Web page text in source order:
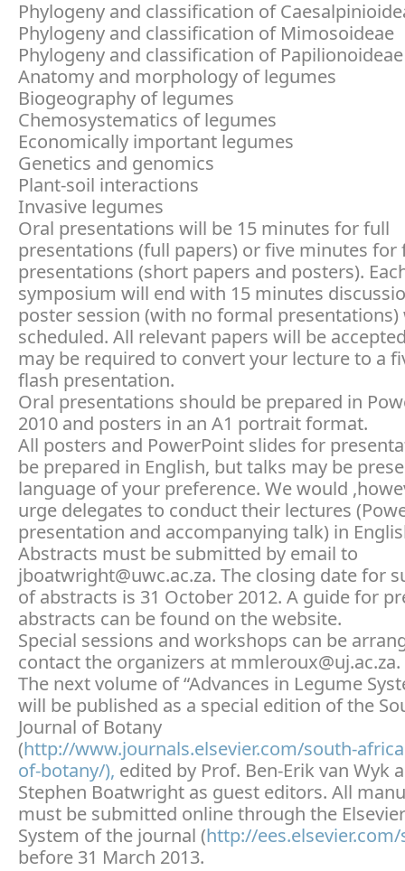
Phylogeny and classification of
Phylogeny and classification of Mimosoideae
Phylogeny and classification of Papilionoideae
Anatomy and morphology of legumes
Biogeography of legumes
Chemosystematics of legumes
Economically important legumes
Genetics and genomics
Plant-soil interactions
Invasive legumes
Oral presentations will be 15 minutes for full
presentations (full papers) or five minutes for
presentations (short papers and posters).
symposium will end with 15 minutes
poster session (with no formal presentations)
scheduled. All relevant papers will be
may be required to convert your lecture to a
flash presentation.
Oral presentations should be prepared in
2010 and posters in an A1 portrait format.
All posters and PowerPoint slides for
be prepared in English, but talks may be
language of your preference. We would
urge delegates to conduct their lectures
presentation and accompanying talk) in
Abstracts must be submitted by email to
jboatwright@uwc.ac.za. The closing date for
of abstracts is 31 October 2012. A guide for
abstracts can be found on the website.
Special sessions and workshops can be
contact the organizers at mmleroux@uj.ac.za.
The next volume of “Advances in Legume
will be published as a special edition of the
Journal of Botany
(http://www.journals.elsevier.com/south-
of-botany/), edited by Prof. Ben-Erik van Wyk
Stephen Boatwright as guest editors. All
must be submitted online through the
System of the journal (http://
before 31 March 2013.